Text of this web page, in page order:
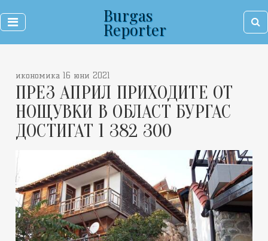
Burgas
Reporter
икономика 16 юни 2021
ПРЕЗ АПРИЛ ПРИХОДИТЕ ОТ
НОЩУВКИ В ОБЛАСТ БУРГАС
ДОСТИГАТ 1 382 300